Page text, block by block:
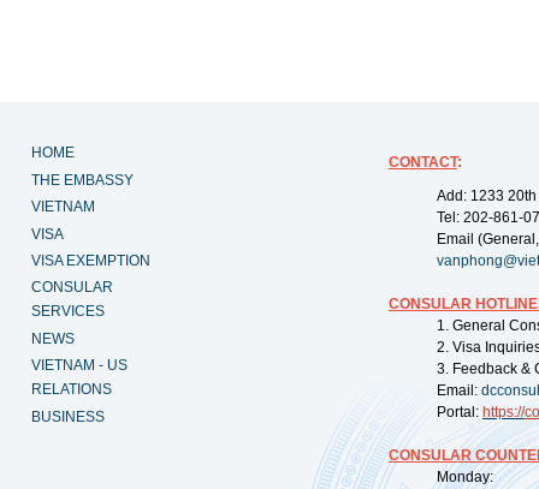
HOME
THE EMBASSY
VIETNAM
VISA
VISA EXEMPTION
CONSULAR
SERVICES
NEWS
VIETNAM - US
RELATIONS
BUSINESS
CONTACT:
Add: 1233
Tel: 202-861-
Email
CONSULAR
1. General
2. Visa
3. Feedback &
Email:
Portal: https://
CONSULAR
Monday: